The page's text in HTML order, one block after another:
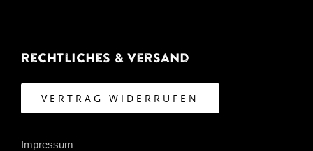
Rechtliches & Versand
VERTRAG WIDERRUFEN
Impressum